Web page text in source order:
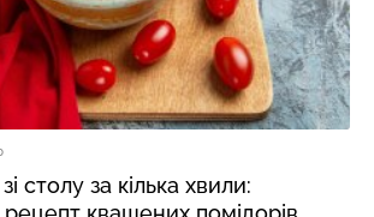
столу за кілька хвили: